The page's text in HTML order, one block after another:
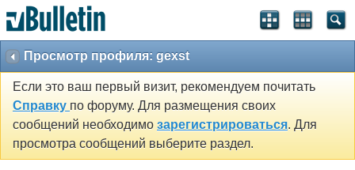
Просмотр профиля: gexst
Если это ваш первый визит, рекомендуем почитать
Справку по форуму. Для размещения своих
сообщений необходимо зарегистрироваться. Для
просмотра сообщений выберите раздел.